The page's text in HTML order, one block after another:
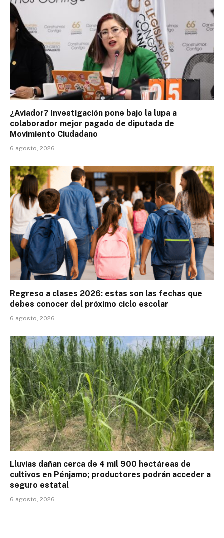
¿Aviador? Investigación pone bajo la lupa a
colaborador mejor pagado de diputada de
Movimiento Ciudadano
6 agosto, 2026
Regreso a clases 2026: estas son las fechas que
debes conocer del próximo ciclo escolar
6 agosto, 2026
Lluvias dañan cerca de 4 mil 900 hectáreas de
cultivos en Pénjamo; productores podrán acceder a
seguro estatal
6 agosto, 2026